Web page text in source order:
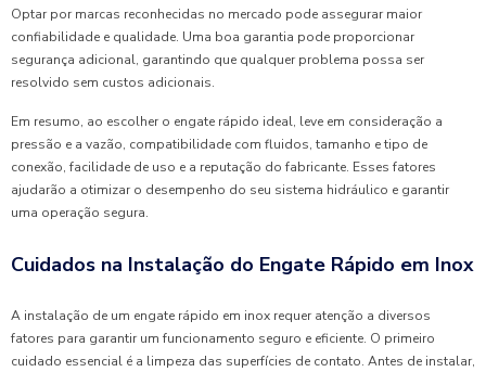
Optar por marcas reconhecidas no mercado pode assegurar maior
confiabilidade e qualidade. Uma boa garantia pode proporcionar
segurança adicional, garantindo que qualquer problema possa ser
resolvido sem custos adicionais.
Em resumo, ao escolher o engate rápido ideal, leve em consideração a
pressão e a vazão, compatibilidade com fluidos, tamanho e tipo de
conexão, facilidade de uso e a reputação do fabricante. Esses fatores
ajudarão a otimizar o desempenho do seu sistema hidráulico e garantir
uma operação segura.
Cuidados na Instalação do Engate Rápido em Inox
A instalação de um engate rápido em inox requer atenção a diversos
fatores para garantir um funcionamento seguro e eficiente. O primeiro
cuidado essencial é a limpeza das superfícies de contato. Antes de instalar,